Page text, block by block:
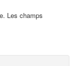
Les champs